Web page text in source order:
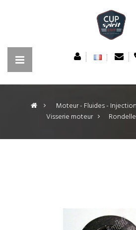
> Moteur - Fluides - Injection
Visserie moteur >